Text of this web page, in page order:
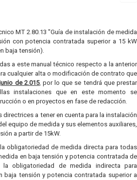
MT 2.80.13 "Guía de instalación de medida
con potencia contratada superior a 15 kW
baja tensión).
a este manual técnico respecto a la anterior
cualquier alta o modificación de contrato que
de 2.015, por lo que se tendrá que prestar
instalaciones que en este momento se
o en proyectos en fase de redacción.
directrices a tener en cuenta para la instalación
equipo de medida y sus elementos auxiliares,
a partir de 15kW.
obligatoriedad de medida directa para todas
en baja tensión y potencia contratada de
obligatoriedad de medida indirecta para
baja tensión y potencia contratada superior a